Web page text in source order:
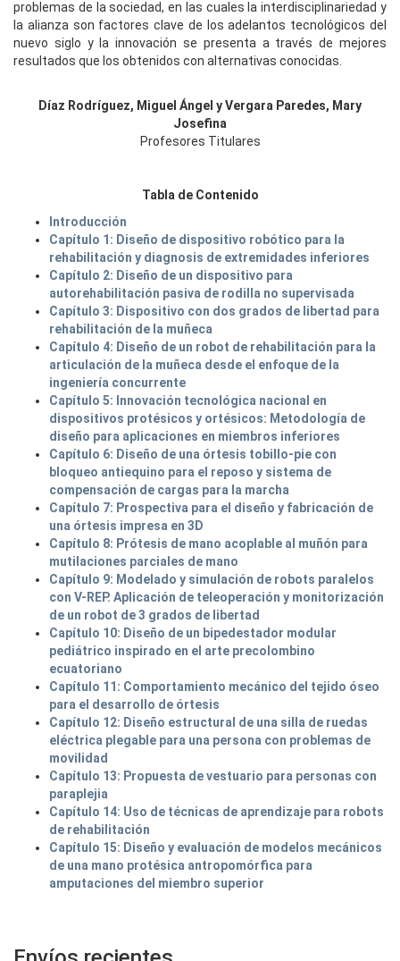
problemas de la sociedad, en las cuales la interdisciplinariedad y
la alianza son factores clave de los adelantos tecnológicos del
nuevo siglo y la innovación se presenta a través de mejores
resultados que los obtenidos con alternativas conocidas.
Díaz Rodríguez, Miguel Ángel y Vergara Paredes, Mary
Josefina
Profesores Titulares
Tabla de Contenido
Introducción
Capítulo 1: Diseño de dispositivo robótico para la
rehabilitación y diagnosis de extremidades inferiores
Capítulo 2: Diseño de un dispositivo para
autorehabilitación pasiva de rodilla no supervisada
Capítulo 3: Dispositivo con dos grados de libertad para
rehabilitación de la muñeca
Capítulo 4: Diseño de un robot de rehabilitación para la
articulación de la muñeca desde el enfoque de la
ingeniería concurrente
Capítulo 5: Innovación tecnológica nacional en
dispositivos protésicos y ortésicos: Metodología de
diseño para aplicaciones en miembros inferiores
Capítulo 6: Diseño de una órtesis tobillo-pie con
bloqueo antiequino para el reposo y sistema de
compensación de cargas para la marcha
Capítulo 7: Prospectiva para el diseño y fabricación de
una órtesis impresa en 3D
Capítulo 8: Prótesis de mano acoplable al muñón para
mutilaciones parciales de mano
Capítulo 9: Modelado y simulación de robots paralelos
con V-REP. Aplicación de teleoperación y monitorización
de un robot de 3 grados de libertad
Capítulo 10: Diseño de un bipedestador modular
pediátrico inspirado en el arte precolombino
ecuatoriano
Capítulo 11: Comportamiento mecánico del tejido óseo
para el desarrollo de órtesis
Capítulo 12: Diseño estructural de una silla de ruedas
eléctrica plegable para una persona con problemas de
movilidad
Capítulo 13: Propuesta de vestuario para personas con
paraplejia
Capítulo 14: Uso de técnicas de aprendizaje para robots
de rehabilitación
Capítulo 15: Diseño y evaluación de modelos mecánicos
de una mano protésica antropomórfica para
amputaciones del miembro superior